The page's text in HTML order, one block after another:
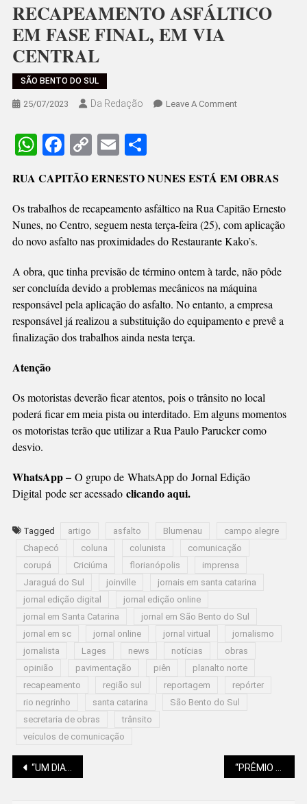
RECAPEAMENTO ASFÁLTICO
EM FASE FINAL, EM VIA
CENTRAL
SÃO BENTO DO SUL
25/07/2023 Da Redação Leave A CommentOn
FINAL,
VIA
CENTRAL
WhatsApp
Facebook
CopyEmailShare
RUA CAPITÃO ERNESTO NUNES ESTÁ EM OBRAS
Os trabalhos de recapeamento asfáltico na Rua Capitão Ernesto
Nunes, no Centro, seguem nesta terça-feira (25), com aplicação
do novo asfalto nas proximidades do Restaurante Kako’s.
A obra, que tinha previsão de término ontem à tarde, não pôde
ser concluída devido a problemas mecânicos na máquina
responsável pela aplicação do asfalto. No entanto, a empresa
responsável já realizou a substituição do equipamento e prevê a
finalização dos trabalhos ainda nesta terça.
Atenção
Os motoristas deverão ficar atentos, pois o trânsito no local
poderá ficar em meia pista ou interditado. Em alguns momentos
os motoristas terão que utilizar a Rua Paulo Parucker como
desvio.
WhatsApp – O grupo de WhatsApp do Jornal Edição
Digital pode ser acessado clicando aqui.
Tagged artigo asfalto Blumenau
campo alegre
Chapecó
coluna colunista
comunicação
corupá
Criciúma florianópolis
imprensa
Jaraguá do Sul
joinville
jornais em santa catarina
jornal edição digital
jornal edição online
jornal em Santa Catarina
jornal em São Bento do Sul
jornal em sc
jornal online jornal virtual
jornalismo
jornalista
Lages news notícias
obras
opinião
pavimentação piên
planalto norte
recapeamento
região sul reportagem
repórter
rio negrinho
santa catarina
São Bento do Sul
secretaria de obras
trânsito
veículos de comunicação
Navegação
“UM DIA NO PARQUE” NA PROMOSUL